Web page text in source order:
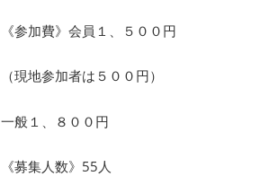
《参加費》会員１、５００円
（現地参加者は５００円）
一般１、８００円
《募集人数》55人